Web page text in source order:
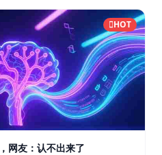
HOT
网友：认不出来了